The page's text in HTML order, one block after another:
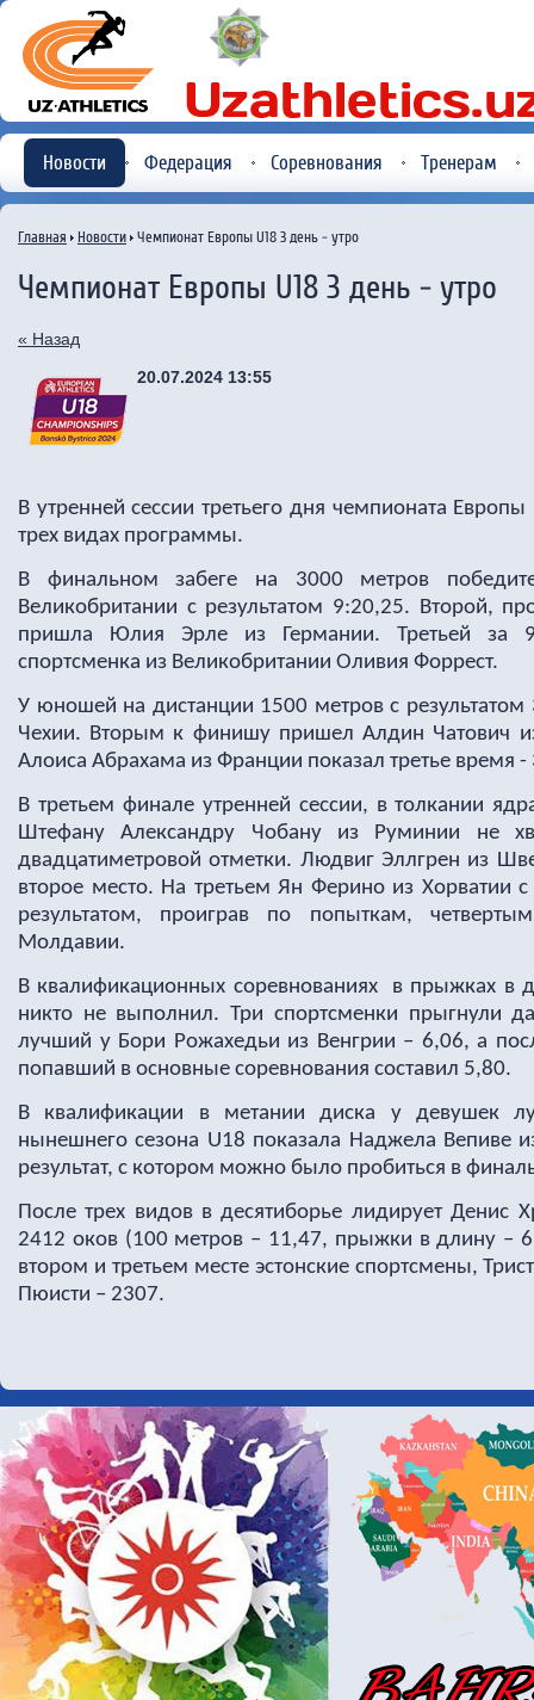
Новости Федерация Соревнования Тренерам
Главная Новости Чемпионат Европы U18 3 день - утро
Чемпионат Европы U18 3 день - утро
« Назад
20.07.2024 13:55
В утренней сессии третьего дня чемпионата Европы
трех видах программы.
В финальном забеге на 3000 метров
Великобритании с результатом 9:20,25. Второй,
пришла Юлия Эрле из Германии. Третьей за
спортсменка из Великобритании Оливия Форрест.
У юношей на дистанции 1500 метров с
Чехии. Вторым к финишу пришел Алдин Чатович
Алоиса Абрахама из Франции показал третье время
В третьем финале утренней сессии, в толкании
Штефану Александру Чобану из Руминии не
двадцатиметровой отметки. Людвиг Эллгрен из
второе место. На третьем Ян Ферино из Хорватии
результатом, проиграв по попыткам,
Молдавии.
В квалификационных соревнованиях в прыжках в
никто не выполнил. Три спортсменки прыгнули
лучший у Бори Рожахедьи из Венгрии – 6,06, а
попавший в основные соревнования составил 5,80.
В квалификации в метании диска у девушек
нынешнего сезона U18 показала Наджела Вепиве
результат, с котором можно было пробиться в
После трех видов в десятиборье лидирует Денис
2412 оков (100 метров – 11,47, прыжки в длину –
втором и третьем месте эстонские спортсмены,
Пюисти – 2307.